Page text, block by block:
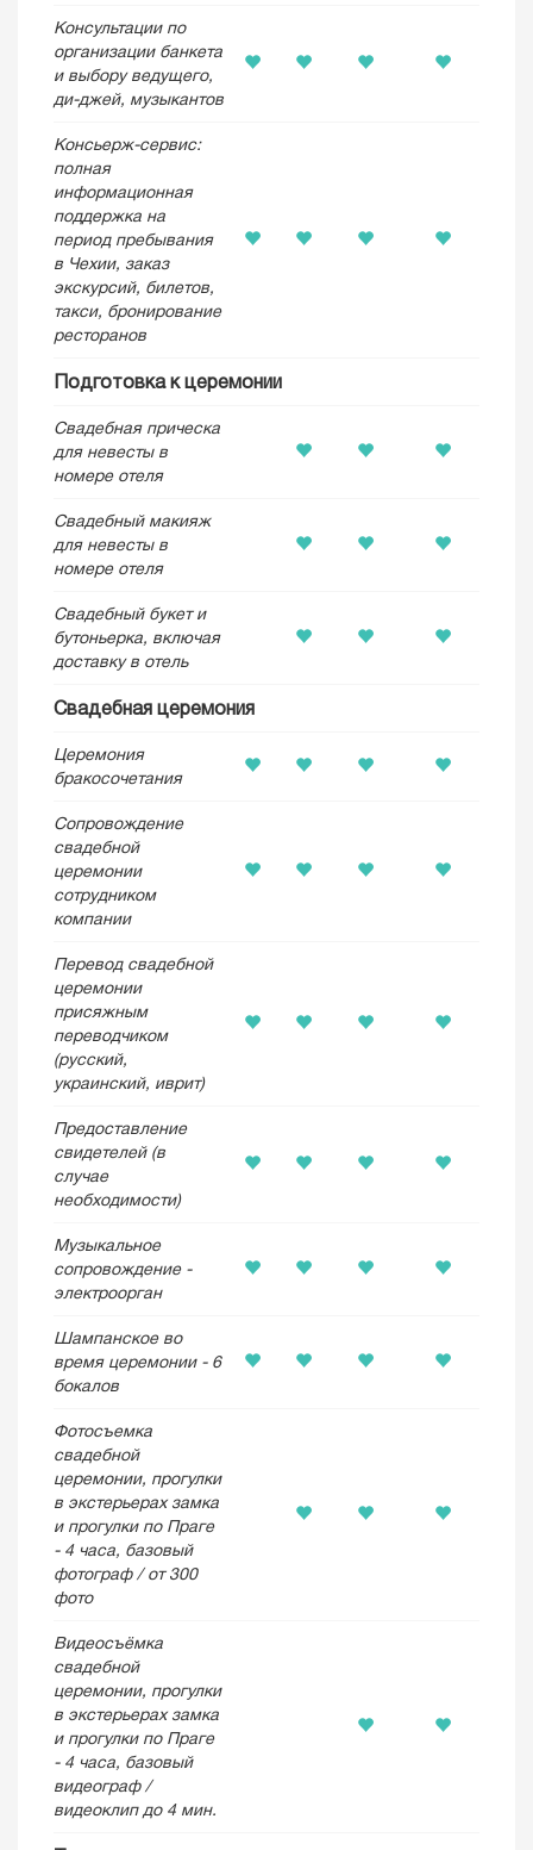
Консультации по
организации банкета
и выбору ведущего,
ди-джей, музыкантов
Консьерж-сервис:
полная
информационная
поддержка на
период пребывания
в Чехии, заказ
экскурсий, билетов,
такси, бронирование
ресторанов
Подготовка к церемонии
Свадебная прическа
для невесты в
номере отеля
Свадебный макияж
для невесты в
номере отеля
Свадебный букет и
бутоньерка, включая
доставку в отель
Свадебная церемония
Церемония
бракосочетания
Сопровождение
свадебной
церемонии
сотрудником
компании
Перевод свадебной
церемонии
присяжным
переводчиком
(русский,
украинский, иврит)
Предоставление
свидетелей (в
случае
необходимости)
Музыкальное
сопровождение -
электроорган
Шампанское во
время церемонии - 6
бокалов
Фотосъемка
свадебной
церемонии, прогулки
в экстерьерах замка
и прогулки по Праге
- 4 часа, базовый
фотограф / от 300
фото
Видеосъёмка
свадебной
церемонии, прогулки
в экстерьерах замка
и прогулки по Праге
- 4 часа, базовый
видеограф /
видеоклип до 4 мин.